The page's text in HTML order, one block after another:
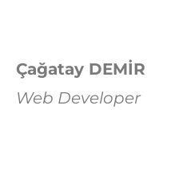
Çağatay DEMİR
Web Developer